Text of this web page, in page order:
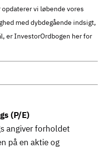
vi løbende vores
med dybdegående indsigt,
er InvestorOrdbogen her for
(P/E)
angiver forholdet
på en aktie og